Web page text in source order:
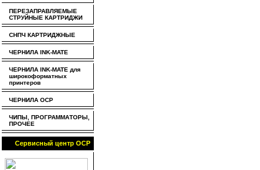
ПЕРЕЗАПРАВЛЯЕМЫЕ
СТРУЙНЫЕ КАРТРИДЖИ
СНПЧ КАРТРИДЖНЫЕ
ЧЕРНИЛА INK-MATE
ЧЕРНИЛА INK-MATE для
широкоформатных
принтеров
ЧЕРНИЛА OCP
ЧИПЫ, ПРОГРАММАТОРЫ,
ПРОЧЕЕ
Сервисный центр OCP